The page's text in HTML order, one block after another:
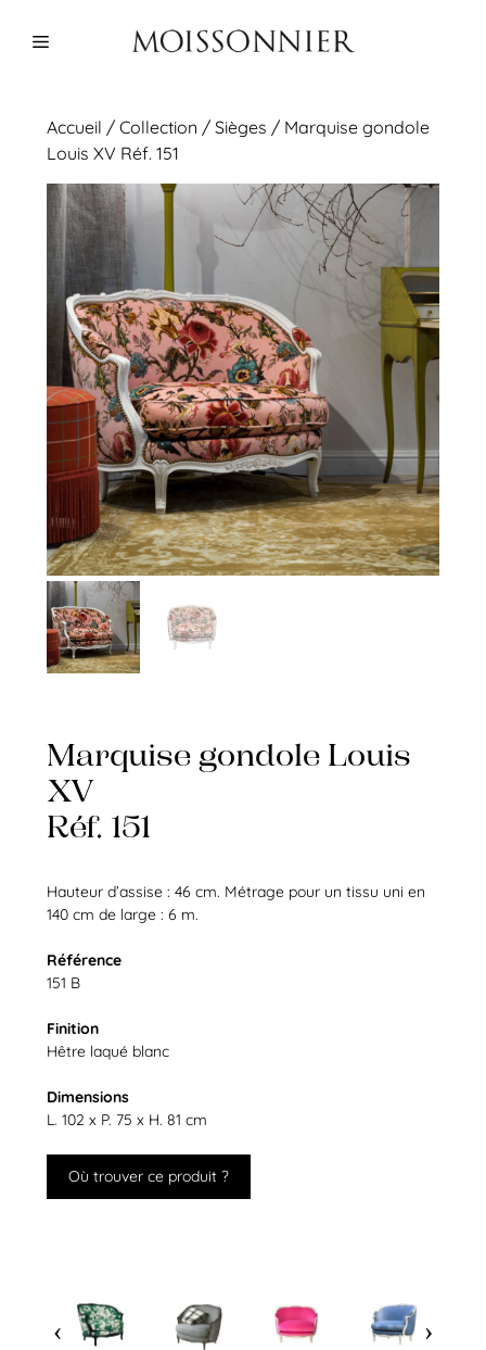
Menu
Accueil /Collection /Sièges / Marquise gondole
Louis XV Réf. 151
Marquise gondole Louis
XV
Réf. 151
Hauteur d’assise : 46 cm. Métrage pour un tissu uni en
140 cm de large : 6 m.
Référence
151 B
Finition
Hêtre laqué blanc
Dimensions
L. 102 x P. 75 x H. 81 cm
Où trouver ce produit ?